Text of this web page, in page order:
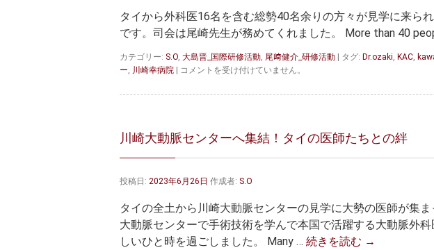
開
催!
は
タイから外科医16名を含む総勢40名余りの方々が見学に来ら
です。司会は尾崎先生が務めてくれました。 More than 40
カテゴリー: S.O, 大島晋_国際研修活動, 尾﨑健介_研修活動 タグ: Dr.ozaki, KAC,
ー, 川崎幸病院
川
大
セ
ン
タ
へ
う
こ
～
コメントを受け付けていません。
川崎大動脈センターへ集結！タイの医師たちとの絆
投稿日: 2023年6月26日 作成者: S.O
タイの全土から川崎大動脈センターの見学に大勢の医師が集
大動脈センターで手術技術を学んで本国で活躍する大動脈外
しいひと時を過ごしました。 Many … 続きを読む →